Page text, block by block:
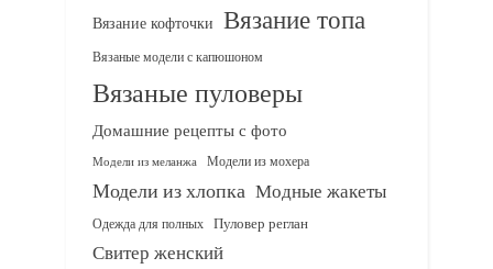
Вязание кофточки Вязание топа
Вязаные модели с капюшоном
Вязаные пуловеры
Домашние рецепты с фото
Модели из меланжа Модели из мохера
Модели из хлопка Модные жакеты
Одежда для полных Пуловер реглан
Свитер женский